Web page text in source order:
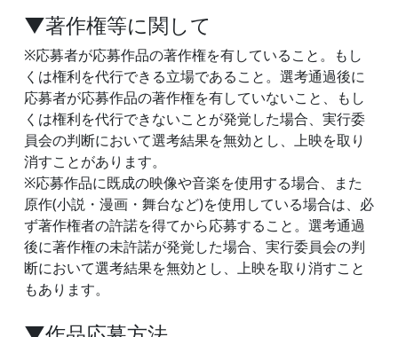
▼著作権等に関して
※応募者が応募作品の著作権を有していること。もし
くは権利を代行できる立場であること。選考通過後に
応募者が応募作品の著作権を有していないこと、もし
くは権利を代行できないことが発覚した場合、実行委
員会の判断において選考結果を無効とし、上映を取り
消すことがあります。
※応募作品に既成の映像や音楽を使用する場合、また
原作(小説・漫画・舞台など)を使用している場合は、必
ず著作権者の許諾を得てから応募すること。選考通過
後に著作権の未許諾が発覚した場合、実行委員会の判
断において選考結果を無効とし、上映を取り消すこと
もあります。